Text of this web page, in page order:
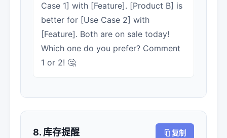
Case 1] with [Feature]. [Product B] is
better for [Use Case 2] with
[Feature]. Both are on sale today!
Which one do you prefer? Comment
1 or 2! 🤔
8. 库存提醒 复制